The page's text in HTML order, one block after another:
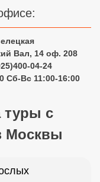
Вал, 14 оф. 208
04-24
Сб-Вс 11:00-16:00
туры с
Москвы